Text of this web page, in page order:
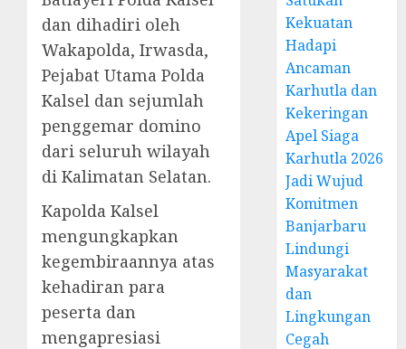
dan dihadiri oleh
Wakapolda, Irwasda,
Pejabat Utama Polda
Kalsel dan sejumlah
penggemar domino
dari seluruh wilayah
di Kalimatan Selatan.
Kapolda Kalsel
mengungkapkan
kegembiraannya atas
kehadiran para
peserta dan
mengapresiasi
Kekuatan
Hadapi
Ancaman
Karhutla dan
Kekeringan
Apel Siaga
Karhutla 2026
Jadi Wujud
Komitmen
Banjarbaru
Lindungi
Masyarakat
dan
Lingkungan
Cegah